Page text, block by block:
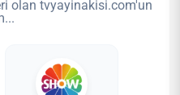
olan tvyayinakisi.com'un